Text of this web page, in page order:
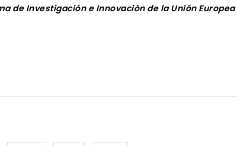
de Investigación e Innovación de la Unión